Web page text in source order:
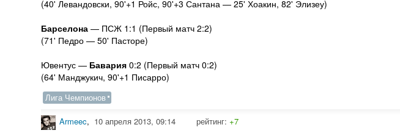
(40' Левандовски, 90'+1 Ройс, 90'+3 Сантана — 25' Хоакин, 82' Элизеу)
Барселона — ПСЖ 1:1 (Первый матч 2:2)
(71' Педро — 50' Пасторе)
Ювентус — Бавария 0:2 (Первый матч 0:2)
(64' Манджукич, 90'+1 Писарро)
Лига Чемпионов
Armeec, 10 апреля 2013, 09:14 рейтинг:+7